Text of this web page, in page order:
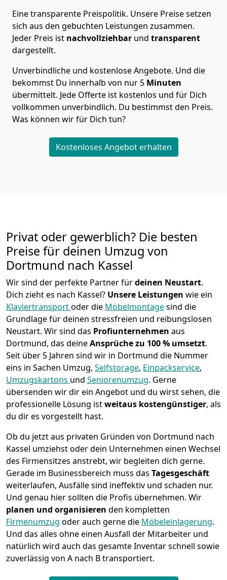
Eine transparente Preispolitik. Unsere Preise setzen
sich aus den gebuchten Leistungen zusammen.
Jeder Preis ist nachvollziehbar und transparent
dargestellt.
Unverbindliche und kostenlose Angebote. Und die
bekommst Du innerhalb von nur 5 Minuten
übermittelt. Jede Offerte ist kostenlos und für Dich
vollkommen unverbindlich. Du bestimmst den Preis.
Was können wir für Dich tun?
Kostenloses Angebot erhalten
Privat oder gewerblich? Die besten
Preise für deinen Umzug von
Dortmund nach Kassel
Wir sind der perfekte Partner fürdeinen Neustart.
Dich zieht es nach Kassel? Unsere Leistungen wie ein
Klaviertransportoder die Möbelmontagesind die
Grundlage für deinen stressfreien und reibungslosen
Neustart. Wir sind das Profiunternehmen aus
Dortmund, das deineAnsprüche zu 100 % umsetzt.
Seit über 5 Jahren sind wir in Dortmund die Nummer
eins in Sachen Umzug, Selfstorage, Einpackservice,
Umzugskartons und Seniorenumzug. Gerne
übersenden wir dir ein Angebot und du wirst sehen, die
professionelle Lösung istweitaus kostengünstiger, als
du dir es vorgestellt hast.
Ob du jetzt aus privaten Gründen von Dortmund nach
Kassel umziehst oder dein Unternehmen einen Wechsel
des Firmensitzes anstrebt, wir begleiten dich gerne.
Gerade im Businessbereich muss das Tagesgeschäft
weiterlaufen, Ausfälle sind ineffektiv und schaden nur.
Und genau hier sollten die Profis übernehmen. Wir
planen und organisieren den kompletten
Firmenumzug oder auch gerne die Möbeleinlagerung.
Und das alles ohne einen Ausfall der Mitarbeiter und
natürlich wird auch das gesamte Inventar schnell sowie
zuverlässig von A nach B transportiert.